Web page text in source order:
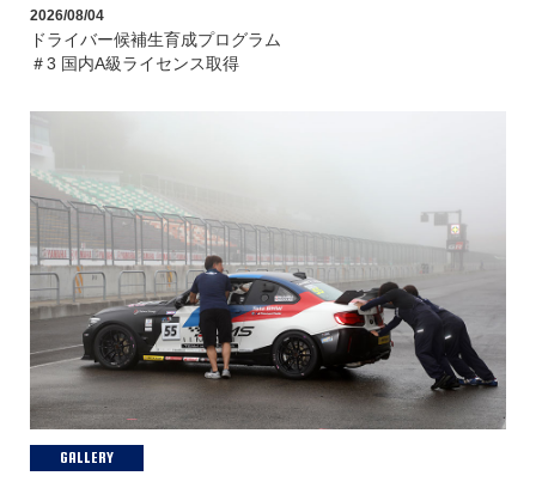
Archived
BMW & MINI Racing 2024
MINI CHALLENGE JAPAN 2022
MINI CHALLENGE JAPAN 2021
MINI CHALLENGE JAPAN 2020
REPORT
Latest Report
BMW & MINI Racing 2026
Archived
2026/08/04
ドライバー候補生育成プログラム
＃3 国内A級ライセンス取得
GALLERY